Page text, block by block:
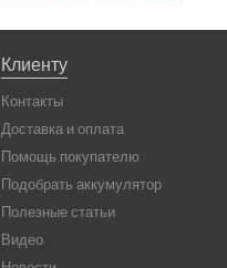
Клиенту
Контакты
Доставка и оплата
Помощь покупателю
Подобрать аккумулятор
Полезные статьи
Видео